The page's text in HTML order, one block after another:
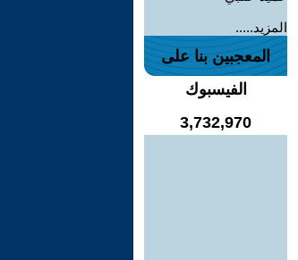
المزيد.....
المعجبين بنا على
الفيسبوك
3,732,970